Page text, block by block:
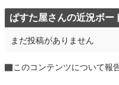
ぱすた屋さんの近況ボー
まだ投稿がありません
このコンテンツについて報